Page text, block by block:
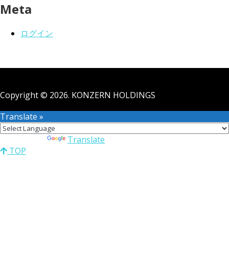
Meta
ログイン
Copyright © 2026. KONZERN HOLDINGS
Translate »
Translate
TOP